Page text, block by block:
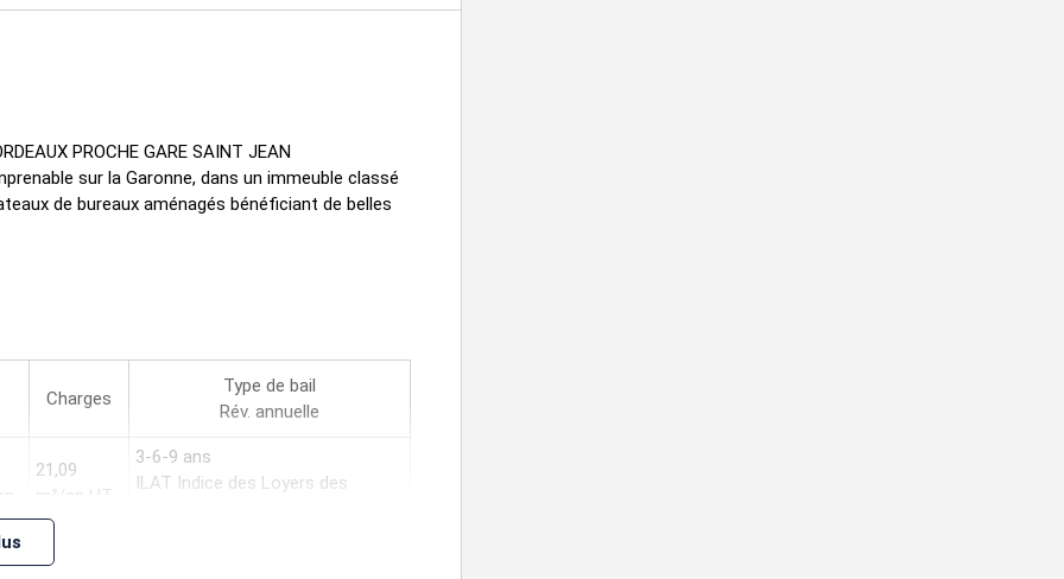
PROCHE GARE SAINT JEAN
sur la Garonne, dans un immeuble classé
de bureaux aménagés bénéficiant de belles
Charges
Type de bail
Rév. annuelle
21,09
m²/an HT
3-6-9 ans
ILAT Indice des Loyers des
28 m²/an